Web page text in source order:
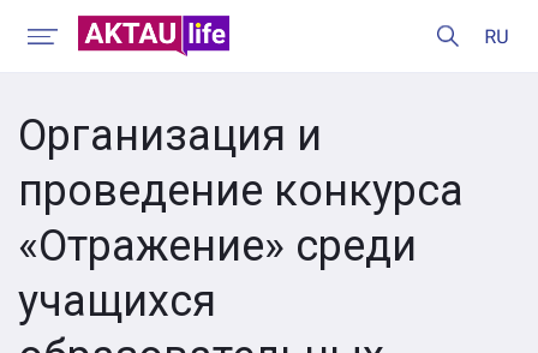
Организация и
проведение конкурса
«Отражение» среди
учащихся